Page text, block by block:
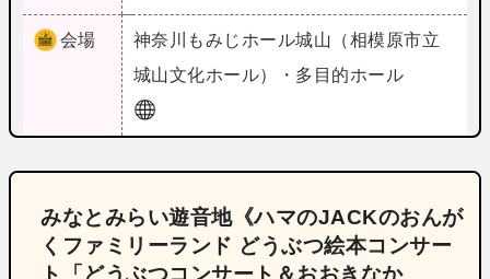
会場 神奈川 もみじホール城山（相模原市立
城山文化ホール）・多目的ホール
みなとみらい遊音地《ハマのJACKのおんが
くファミリーランド どうぶつ絵本コンサー
ト「どうぶつコンサート＆おおきなか